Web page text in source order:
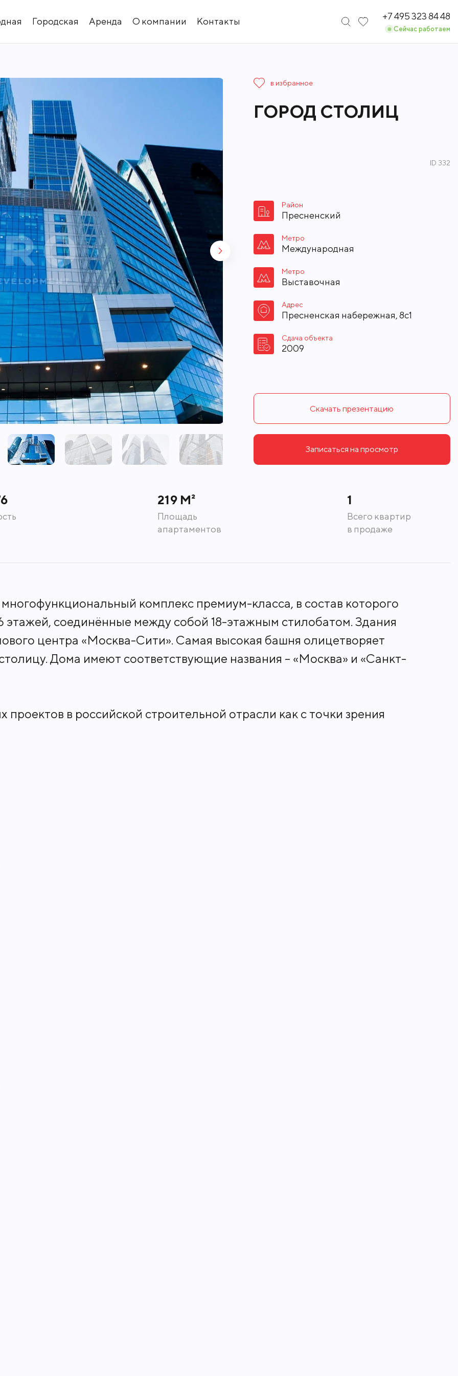
Городская Аренда О компании Контакты +7 495 323 84 48
Сейчас работаем
в избранное
ГОРОД СТОЛИЦ
ID 332
Район
Пресненский
Метро
Международная
Метро
Выставочная
Адрес
Пресненская набережная, 8с1
Сдача объекта
2009
Скачать презентацию
Записаться на просмотр
219 М²
Площадь
апартаментов
1
Всего квартир
в продаже
комплекс премиум-класса, в состав которого
этажей, соединённые между собой 18-этажным стилобатом. Здания
центра «Москва-Сити». Самая высокая башня олицетворяет
Дома имеют соответствующие названия – «Москва» и «Санкт-
в российской строительной отрасли как с точки зрения
с точки зрения вложенных инвестиций.
доступностью. Поблизости находится сразу несколько станций
Столиц» представлен большой выбор инфраструктурных объектов,
стилобате, так и на первых 18 этажах в обеих башнях – бизнес-центр,
рестораны, супермаркеты, фитнес-клуб, 25-метровый бассейн с
аквапарк, банный комплекс с сауной, хамамом и русской баней,
услуг, отделения банков, офисные помещения.
«Москва-Сити» расположены детские образовательные учреждения
главных преимуществ комплекса – это наличие поблизости деловой
центров и офисов многих известных компаний, а также центрального
пешеходный мост «Багратион» и Дорогомиловский рынок.